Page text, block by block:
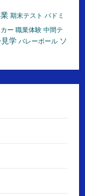
期末テスト バドミ
ー 職業体験 中間テ
学 バレーボール ソ